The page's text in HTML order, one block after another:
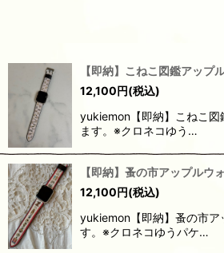
【即納】こねこ図鑑アッ
12,100円(税込)
yukiemon【即納】こねこ図
ます。※クロネコゆう…
【即納】蚤の市アップル
12,100円(税込)
yukiemon【即納】蚤の市ア
す。※クロネコゆうパケ…